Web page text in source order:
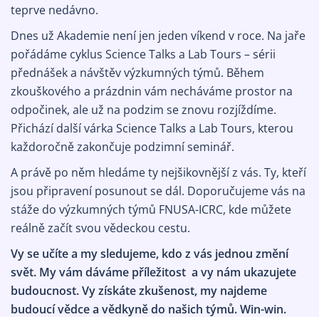
teprve nedávno.
Dnes už Akademie není jen jeden víkend v roce. Na jaře
pořádáme cyklus Science Talks a Lab Tours – sérii
přednášek a návštěv výzkumných týmů. Během
zkouškového a prázdnin vám necháváme prostor na
odpočinek, ale už na podzim se znovu rozjíždíme.
Přichází další várka Science Talks a Lab Tours, kterou
každoročně zakončuje podzimní seminář.
A právě po něm hledáme ty nejšikovnější z vás. Ty, kteří
jsou připravení posunout se dál. Doporučujeme vás na
stáže do výzkumných týmů FNUSA-ICRC, kde můžete
reálně začít svou vědeckou cestu.
Vy se učíte a my sledujeme, kdo z vás jednou změní
svět. My vám dáváme příležitost a vy nám ukazujete
budoucnost. Vy získáte zkušenost, my najdeme
budoucí vědce a vědkyně do našich týmů. Win-win.